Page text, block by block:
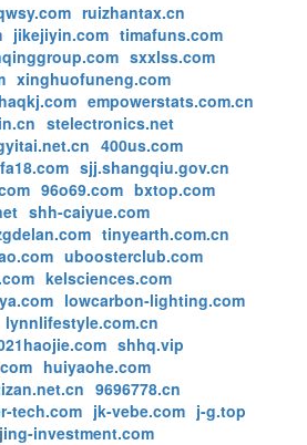
ruizhantax.cn
jikejiyin.com timafuns.com
sxxlss.com
xinghuofuneng.com
empowerstats.com.cn
stelectronics.net
400us.com
sjj.shangqiu.gov.cn
96o69.com bxtop.com
shh-caiyue.com
tinyearth.com.cn
uboosterclub.com
kelsciences.com
lowcarbon-lighting.com
lynnlifestyle.com.cn
shhq.vip
huiyaohe.com
9696778.cn
tech.com jk-vebe.com j-g.top
investment.com